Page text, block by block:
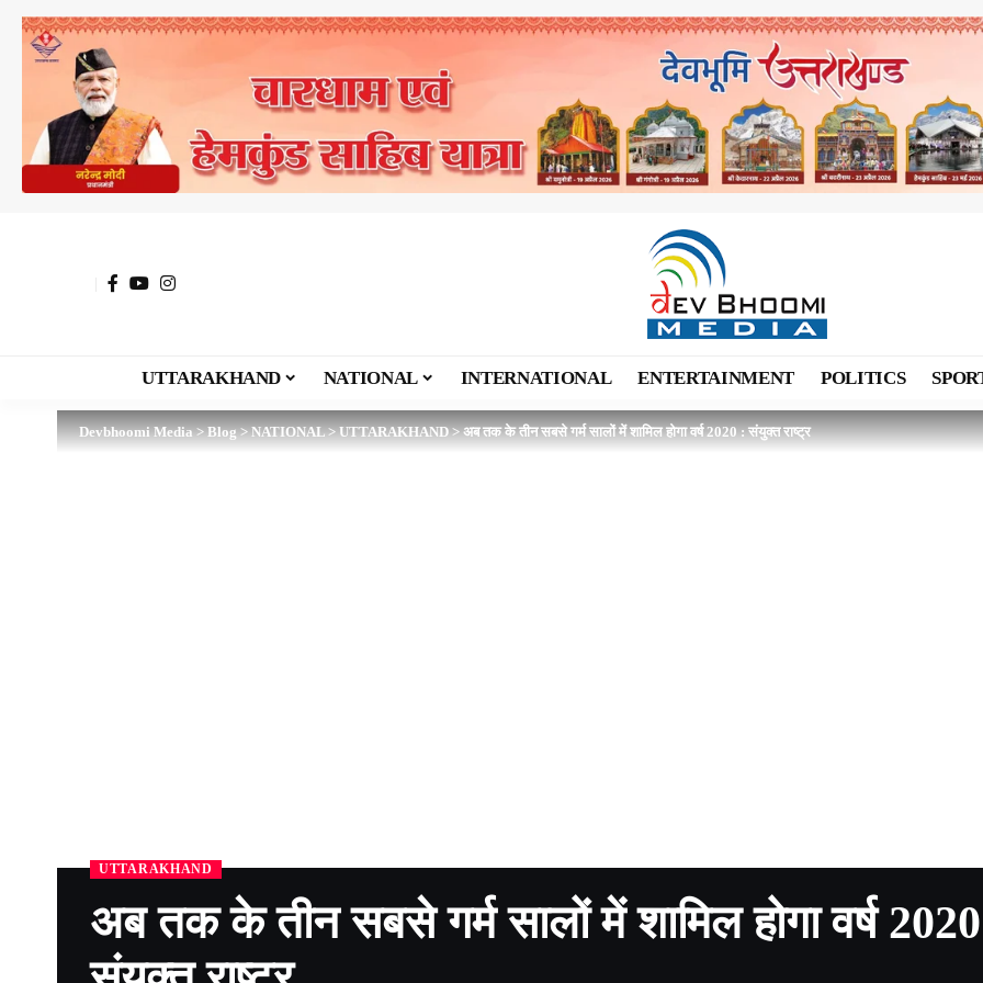
UTTARAKHAND NATIONAL INTERNATIONAL ENTERTAINMENT POLITICS
Devbhoomi Media>Blog>NATIONAL>UTTARAKHAND>अब तक के तीन सबसे गर्म सालों में शामिल होगा वर्ष 2020 : संयुक्त राष्ट्र
UTTARAKHAND
अब तक के तीन सबसे गर्म सालों में शामिल होगा वर्ष